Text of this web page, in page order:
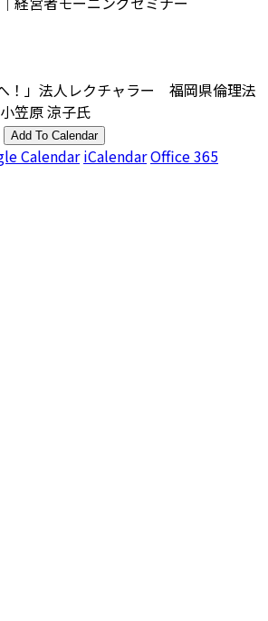
」法人レクチャラー 福岡県倫理法
笠原 涼子氏
Add To Calendar
Calendar iCalendarOffice 365